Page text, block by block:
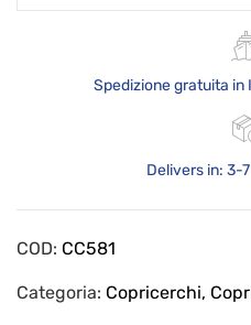
Spedizione gratuita in
Delivers in: 3-
COD: CC581
Categoria: Copricerchi,